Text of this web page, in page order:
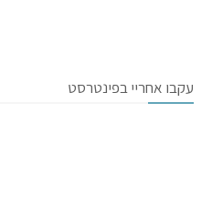
עקבו אחריי בפינטרסט